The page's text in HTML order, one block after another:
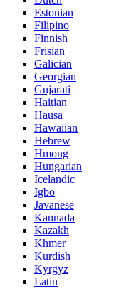
Estonian
Filipino
Finnish
Frisian
Galician
Georgian
Gujarati
Haitian
Hausa
Hawaiian
Hebrew
Hmong
Hungarian
Icelandic
Igbo
Javanese
Kannada
Kazakh
Khmer
Kurdish
Kyrgyz
Latin